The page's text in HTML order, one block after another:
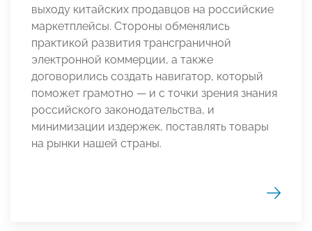
выходу китайских продавцов на российские
маркетплейсы. Стороны обменялись
практикой развития трансграничной
электронной коммерции, а также
договорились создать навигатор, который
поможет грамотно — и с точки зрения знания
российского законодательства, и
минимизации издержек, поставлять товары
на рынки нашей страны.